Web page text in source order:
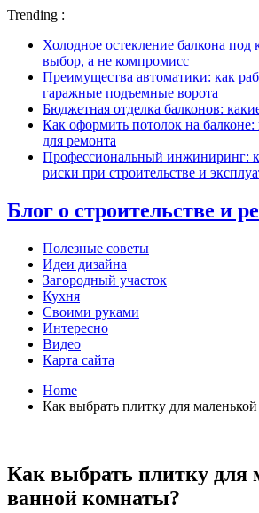
Trending :
Холодное остекление балкона
выбор, а не компромисс
Преимущества автоматики: как
гаражные подъемные ворота
Бюджетная отделка балконов:
Как оформить потолок на
для ремонта
Профессиональный инжиниринг:
риски при строительстве и
Блог о строительстве и
Полезные советы
Идеи дизайна
Загородный участок
Кухня
Своими руками
Интересно
Видео
Карта сайта
Home
Как выбрать плитку для
Как выбрать плитку для
ванной комнаты?